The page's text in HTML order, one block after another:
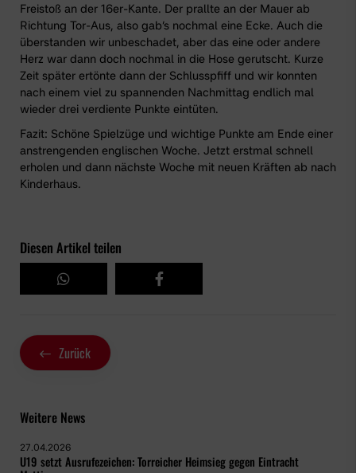
Freistoß an der 16er-Kante. Der prallte an der Mauer ab
Richtung Tor-Aus, also gab’s nochmal eine Ecke. Auch die
überstanden wir unbeschadet, aber das eine oder andere
Herz war dann doch nochmal in die Hose gerutscht. Kurze
Zeit später ertönte dann der Schlusspfiff und wir konnten
nach einem viel zu spannenden Nachmittag endlich mal
wieder drei verdiente Punkte eintüten.
Fazit: Schöne Spielzüge und wichtige Punkte am Ende einer
anstrengenden englischen Woche. Jetzt erstmal schnell
erholen und dann nächste Woche mit neuen Kräften ab nach
Kinderhaus.
Diesen Artikel teilen
Zurück
Weitere News
27.04.2026
U19 setzt Ausrufezeichen: Torreicher Heimsieg gegen Eintracht